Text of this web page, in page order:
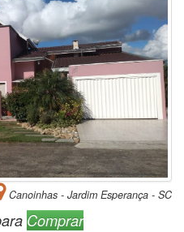
Canoinhas - Jardim Esperança - SC
Comprar